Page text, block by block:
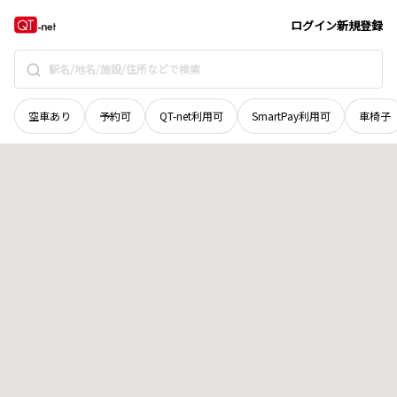
ログイン新規登録
空車あり 予約可 QT-net利用可 SmartPay利用可 車椅子
長野県